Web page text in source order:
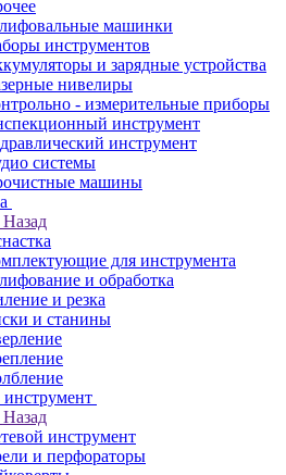
машинки
инструментов
и зарядные устройства
нивелиры
- измерительные приборы
инструмент
инструмент
системы
машины
Назад
для инструмента
и обработка
и резка
и станины
Назад
инструмент
и перфораторы